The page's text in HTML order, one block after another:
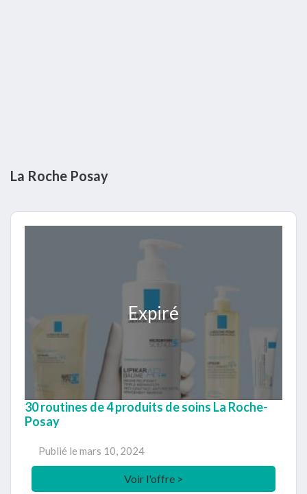
La Roche Posay
Expiré
30 routines de 4 produits de soins La Roche-
Posay
Publié le mars 10, 2024
Voir l'offre >